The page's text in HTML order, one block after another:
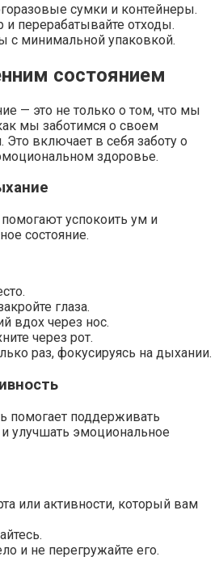
сумки и контейнеры.
и перерабатывайте отходы.
с минимальной упаковкой.
состоянием
— это не только о том, что мы
мы заботимся о своем
Это включает в себя заботу о
здоровье.
успокоить ум и
состояние.
глаза.
вдох через нос.
через рот.
раз, фокусируясь на дыхании.
помогает поддерживать
улучшать эмоциональное
или активности, который вам
и не перегружайте его.